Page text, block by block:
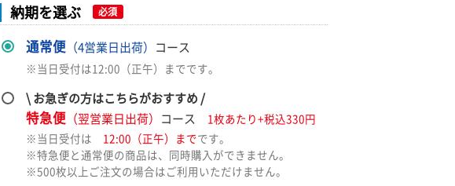
納期を選ぶ 必須
通常便（4営業日出荷） コース
※当日受付は12:00（正午）までです。
\ お急ぎの方はこちらがおすすめ /
特急便（翌営業日出荷） コース
1枚あたり+税込330円
※当日受付は 12:00（正午）までです。
※特急便と通常便の商品は、同時購入ができません。
※500枚以上ご注文の場合はご利用いただけません。